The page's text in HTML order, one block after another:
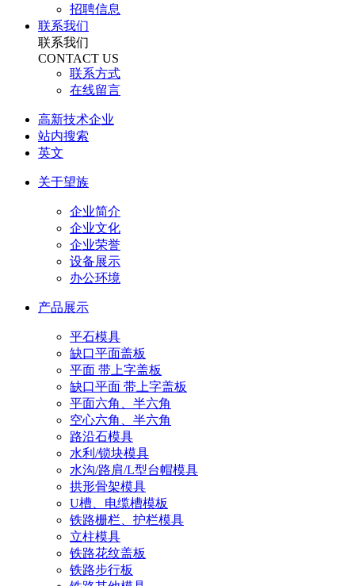
招聘信息
联系我们
联系我们
CONTACT US
联系方式
在线留言
高新技术企业
站内搜索
英文
关于望族
企业简介
企业文化
企业荣誉
设备展示
办公环境
产品展示
平石模具
缺口平面盖板
平面 带上字盖板
缺口平面 带上字盖板
平面六角、半六角
空心六角、半六角
路沿石模具
水利/锁块模具
水沟/路肩/L型台帽模具
拱形骨架模具
U槽、电缆槽模板
铁路栅栏、护栏模具
立柱模具
铁路花纹盖板
铁路步行板